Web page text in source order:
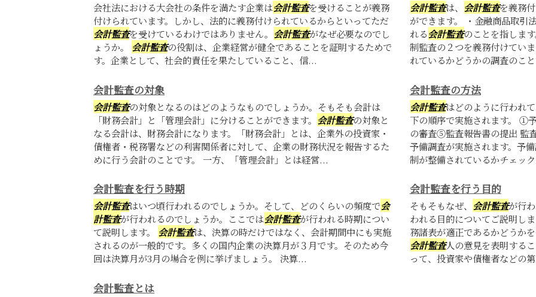
会社法における大会社の条件を満たす企業は会計監査を受けることが義務
付けられています。しかし、法的に義務付けられているからといってただ
会計監査を受けているわけではありません。 会計監査がなぜ必要なのでし
ょうか。 会計監査の役割は、企業経営が健全であることを証明するためで
す。企業として、社会的責任を果たしていること、信...
会計監査は、 会計監査を義務
ができます。 ・金融商品取引
れる会計監査のことを指しま
制監査の２つを義務付けていま
れているかどうかの調査のこ
会計監査の対象
会計監査の対象となるのはどのようなものでしょうか。そもそも会計は
「財務会計」と「管理会計」に分けることができます。 会計監査の対象と
なる会計は、財務会計になります。「財務会計」とは、企業外の投資家・
債権者・税務署などの利害関係者に対して、企業の財務状況を報告するた
めに行う会計のことです。 一方、「管理会計」とは経営...
会計監査の方法
会計監査はどのように行われ
下の順序で実施されます。
の審査⑤監査報告書の提出 監
予備調査が実施されます。予
制が整備されているかチェッ
会計監査を行う時期
会計監査はいつ頃行われるのでしょうか。そして、どのくらいの頻度で会
計監査が行われるのでしょうか。ここでは会計監査が行われる時期につい
て説明します。 会計監査は、決算の時だけではなく、会計期間中にも実施
されるのが一般的です。多くの国内企業の決算月が３月です。そのため今
回は決算月が3月の場合を例に挙げましょう。 決算...
会計監査を行う目的
そもそもなぜ、 会計監査が行
われる目的についてご説明しま
務諸表が適正であるかどうか
会計監査人の意見を表明するこ
って、投資家や債権者などの
会計監査とは